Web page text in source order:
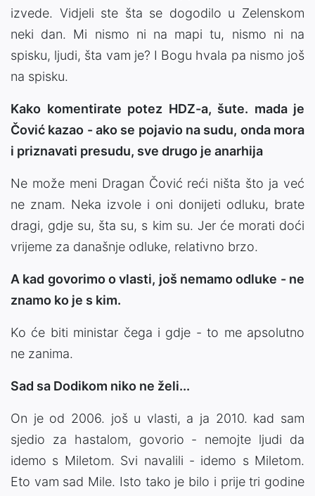
izvede. Vidjeli ste šta se dogodilo u Zelenskom
neki dan. Mi nismo ni na mapi tu, nismo ni na
spisku, ljudi, šta vam je? I Bogu hvala pa nismo još
na spisku.
Kako komentirate potez HDZ-a, šute. mada je
Čović kazao - ako se pojavio na sudu, onda mora
i priznavati presudu, sve drugo je anarhija
Ne može meni Dragan Čović reći ništa što ja već
ne znam. Neka izvole i oni donijeti odluku, brate
dragi, gdje su, šta su, s kim su. Jer će morati doći
vrijeme za današnje odluke, relativno brzo.
A kad govorimo o vlasti, još nemamo odluke - ne
znamo ko je s kim.
Ko će biti ministar čega i gdje - to me apsolutno
ne zanima.
Sad sa Dodikom niko ne želi...
On je od 2006. još u vlasti, a ja 2010. kad sam
sjedio za hastalom, govorio - nemojte ljudi da
idemo s Miletom. Svi navalili - idemo s Miletom.
Eto vam sad Mile. Isto tako je bilo i prije tri godine